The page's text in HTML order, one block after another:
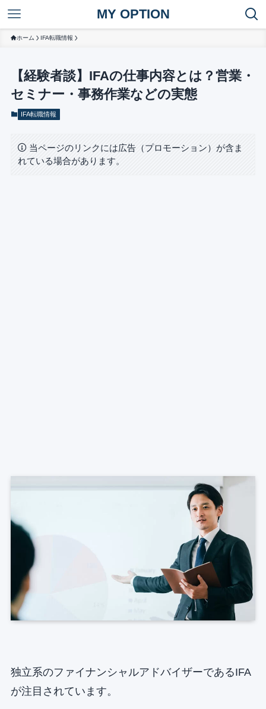
MY OPTION
ホーム IFA転職情報
【経験者談】IFAの仕事内容とは？営業・
セミナー・事務作業などの実態
IFA転職情報
当ページのリンクには広告（プロモーション）が含ま
れている場合があります。
独立系のファイナンシャルアドバイザーであるIFA
が注目されています。